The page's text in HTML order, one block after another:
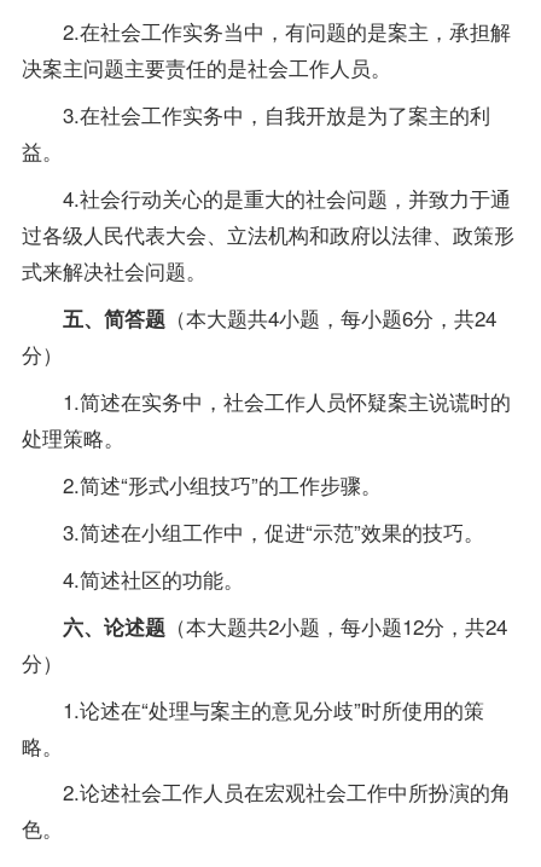
2.在社会工作实务当中，有问题的是案主，承担解
决案主问题主要责任的是社会工作人员。
3.在社会工作实务中，自我开放是为了案主的利
益。
4.社会行动关心的是重大的社会问题，并致力于通
过各级人民代表大会、立法机构和政府以法律、 政策形
式来解决社会问题。
五、简答题（本大题共4小题，每小题6分，共24
分）
1.简述在实务中，社会工作人员怀疑案主说谎时的
处理策略。
2.简述“形式小组技巧”的工作步骤。
3.简述在小组工作中，促进“示范”效果的技巧。
4.简述社区的功能。
六、论述题（本大题共2小题，每小题12分，共24
分）
1.论述在“处理与案主的意见分歧”时所使用的策
略。
2.论述社会工作人员在宏观社会工作中所扮演的角
色。